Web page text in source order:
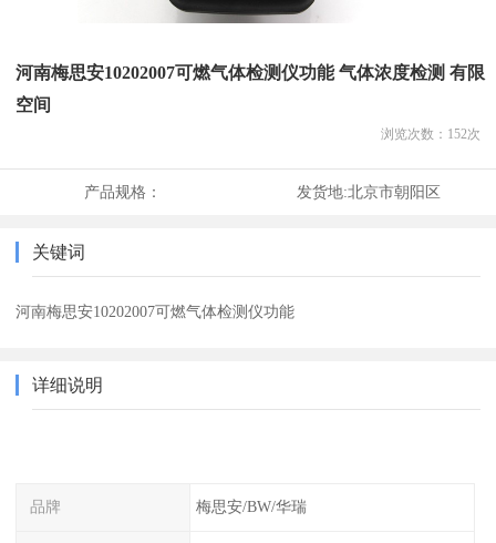
河南梅思安10202007可燃气体检测仪功能 气体浓度检测 有限
空间
浏览次数： 152次
产品规格： 发货地:北京市朝阳区
关键词
河南梅思安10202007可燃气体检测仪功能
详细说明
品牌 梅思安/BW/华瑞